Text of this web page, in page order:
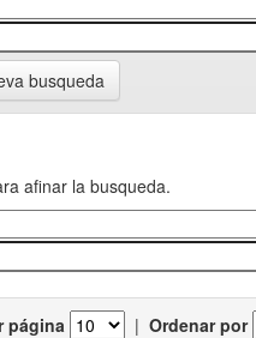
busqueda
afinar la busqueda.
página | Ordenar por